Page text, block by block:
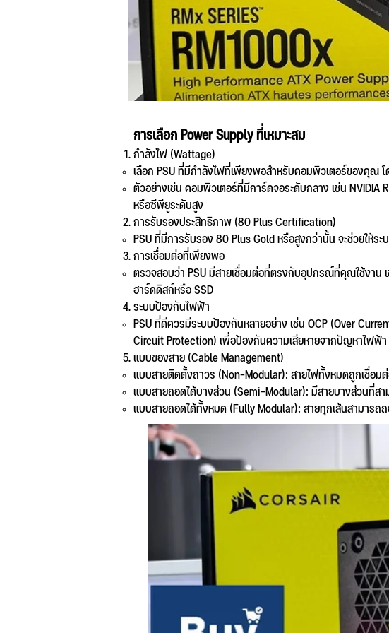
การเลือก Power Supply ที่เหมาะสม
กำลังไฟ (Wattage)
เลือก PSU ที่มีกำลังไฟที่เพียงพอสำหรับคอมพิวเตอร์ของคุณ
ตัวอย่างเช่น คอมพิวเตอร์ที่มีการ์ดจอระดับกลาง เช่น
หรือซีพียูระดับสูง
การรับรองประสิทธิภาพ (80 Plus Certification)
PSU ที่มีการรับรอง 80 Plus Gold หรือสูงกว่านั้น จะช่วยให้
การเชื่อมต่อที่เพียงพอ
ตรวจสอบว่า PSU มีสายเชื่อมต่อที่ตรงกับอุปกรณ์ที่คุณใช้งาน
ฮาร์ดดิสก์หรือ SSD
ระบบป้องกันไฟฟ้า
PSU ที่ดีควรมีระบบป้องกันหลายอย่าง เช่น OCP (Over
Circuit Protection) เพื่อป้องกันความเสียหายจากปัญหาไฟฟ้า
แบบของสาย (Cable Management)
แบบสายติดตั้งถาวร (Non-Modular): สายไฟทั้งหมดถูกเชื่อมต่
แบบสายถอดได้บางส่วน (Semi-Modular): มีสายบางส่วนที่สา
แบบสายถอดได้ทั้งหมด (Fully Modular): สายทุกเส้นสามารถถ